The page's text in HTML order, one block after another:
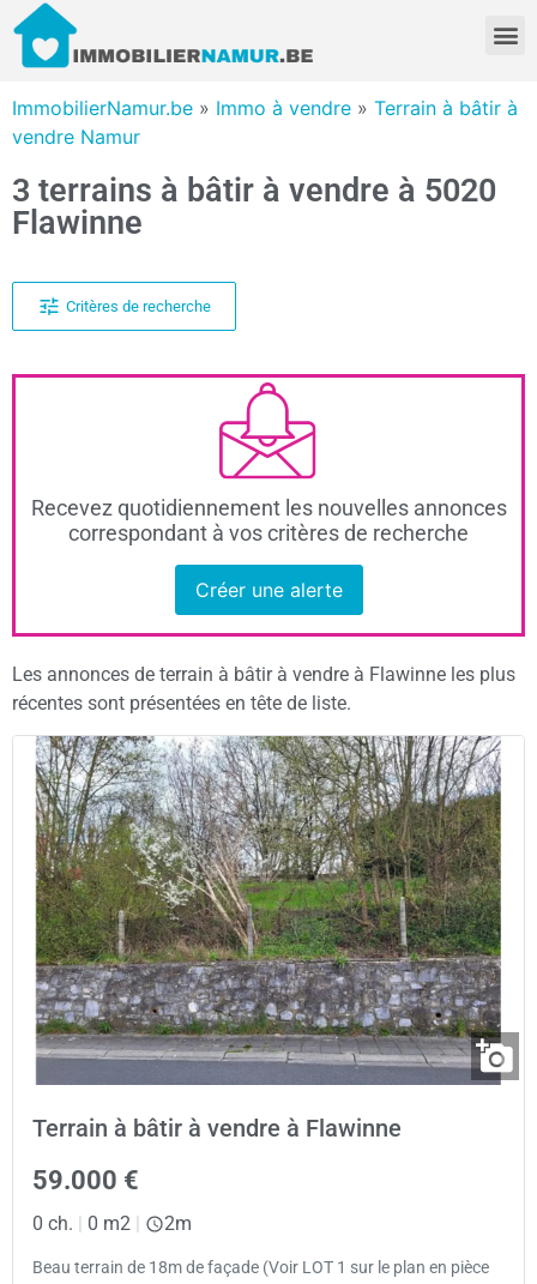
ImmobilierNamur.be » Immo à vendre » Terrain à bâtir à
vendre Namur
3 terrains à bâtir à vendre à 5020
Flawinne
Critères de recherche
Recevez quotidiennement les nouvelles annonces
correspondant à vos critères de recherche
Créer une alerte
Les annonces de terrain à bâtir à vendre à Flawinne les plus
récentes sont présentées en tête de liste.
Terrain à bâtir à vendre à Flawinne
59.000 €
0 ch. | 0 m2 | 2m
Beau terrain de 18m de façade (Voir LOT 1 sur le plan en pièce